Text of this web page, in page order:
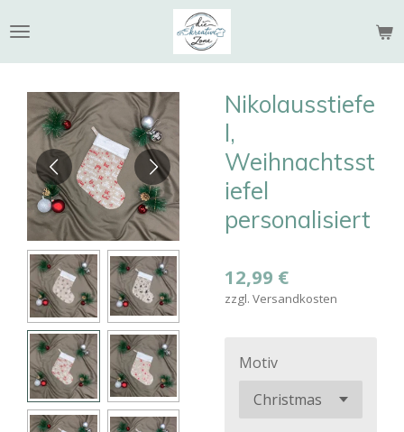
Hauptinhalt
springen
Nikolausstiefe
l,
Weihnachtsst
iefel
personalisiert
12,99 €
zzgl. Versandkosten
Motiv